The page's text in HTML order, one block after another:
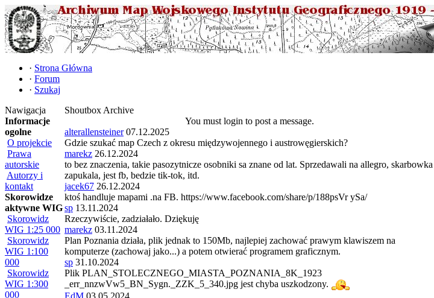
· Strona Główna
· Forum
· Szukaj
Nawigacja
Informacje
ogolne
O projekcie
Prawa
autorskie
Autorzy i
kontakt
Skorowidze
aktywne WIG
Skorowidz
WIG 1:25 000
Skorowidz
WIG 1:100
000
Skorowidz
WIG 1:300
000
Shoutbox Archive
You must login to post a message.
alterallensteiner 07.12.2025
Gdzie szukać map Czech z okresu międzywojennego i austrowęgierskich?
marekz 26.12.2024
to bez znaczenia, takie pasozytnicze osobniki sa znane od lat. Sprzedawali na allegro, skarbowka
zapukala, jest fb, bedzie tik-tok, itd.
jacek67 26.12.2024
ktoś handluje mapami .na FB. https://www.facebook.com/share/p/188psVr ySa/
sp 13.11.2024
Rzeczywiście, zadziałało. Dziękuję
marekz 03.11.2024
Plan Poznania działa, plik jednak to 150Mb, najlepiej zachować prawym klawiszem na
komputerze (zachowaj jako...) a potem otwierać programem graficznym.
sp 31.10.2024
Plik PLAN_STOLECZNEGO_MIASTA_POZNANIA_8K_1923
_err_nnzwVw5_BN_Sygn._ZZK_5_340.jpg jest chyba uszkodzony.